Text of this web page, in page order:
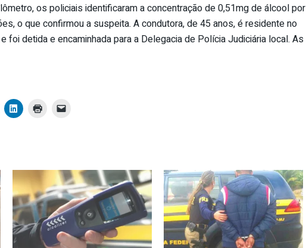
os policiais identificaram a concentração de 0,51mg de álcool por
o que confirmou a suspeita. A condutora, de 45 anos, é residente no
foi detida e encaminhada para a Delegacia de Polícia Judiciária local. As